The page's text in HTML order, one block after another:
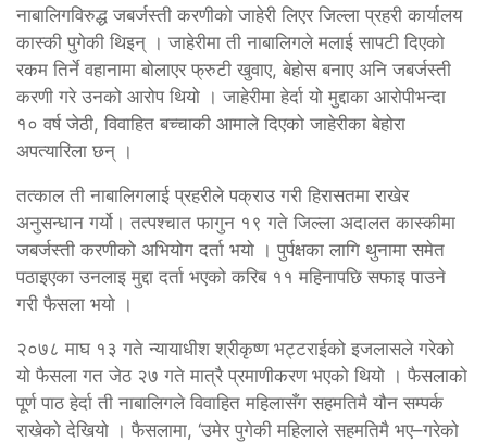
नाबालिगविरुद्ध जबर्जस्ती करणीको जाहेरी लिएर जिल्ला प्रहरी कार्यालय
कास्की पुगेकी थिइन् । जाहेरीमा ती नाबालिगले मलाई सापटी दिएको
रकम तिर्ने वहानामा बोलाएर फ्रुटी खुवाए, बेहोस बनाए अनि जबर्जस्ती
करणी गरे उनको आरोप थियो । जाहेरीमा हेर्दा यो मुद्दाका आरोपीभन्दा
१० वर्ष जेठी, विवाहित बच्चाकी आमाले दिएको जाहेरीका बेहोरा
अपत्यारिला छन् ।
तत्काल ती नाबालिगलाई प्रहरीले पक्राउ गरी हिरासतमा राखेर
अनुसन्धान गर्यो। तत्पश्चात फागुन १९ गते जिल्ला अदालत कास्कीमा
जबर्जस्ती करणीको अभियोग दर्ता भयो । पुर्पक्षका लागि थुनामा समेत
पठाइएका उनलाइ मुद्दा दर्ता भएको करिब ११ महिनापछि सफाइ पाउने
गरी फैसला भयो ।
२०७८ माघ १३ गते न्यायाधीश श्रीकृष्ण भट्टराईको इजलासले गरेको
यो फैसला गत जेठ २७ गते मात्रै प्रमाणीकरण भएको थियो । फैसलाको
पूर्ण पाठ हेर्दा ती नाबालिगले विवाहित महिलासँग सहमतिमै यौन सम्पर्क
राखेको देखियो । फैसलामा, ‘उमेर पुगेकी महिलाले सहमतिमै भए–गरेको